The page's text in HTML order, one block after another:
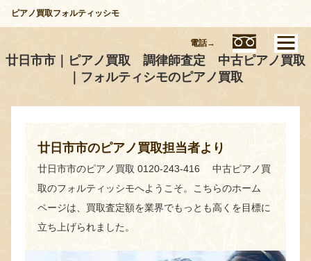
ピアノ買取フォルティッシモ
廿日市市｜ピアノ買取 調律師査定 中古ピアノ買取
｜フォルティシモのピアノ買取
廿日市市のピアノ買取担当者より
廿日市市のピアノ買取 0120-243-416 中古ピアノ買
取のフォルティッシモへようこそ。こちらのホーム
ページは、買取査定額を業界でもっとも高くを目標に
立ち上げられました。
電話→